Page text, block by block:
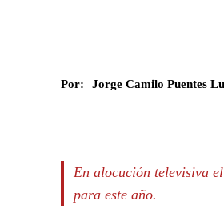
Por: Jorge Camilo Puentes
En alocución televisiva
para este año.